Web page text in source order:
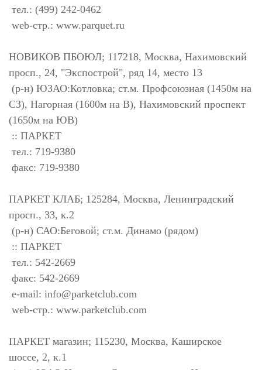
тел.: (499) 242-0462
web-стр.: www.parquet.ru
НОВИКОВ ПБОЮЛ; 117218, Москва, Нахимовский
просп., 24, "Экспострой", ряд 14, место 13
(р-н) ЮЗАО:Котловка; ст.м. Профсоюзная (1450м на
СЗ), Нагорная (1600м на В), Нахимовский проспект
(1650м на ЮВ)
:: ПАРКЕТ
тел.: 719-9380
факс: 719-9380
ПАРКЕТ КЛАБ; 125284, Москва, Ленинградский
просп., 33, к.2
(р-н) САО:Беговой; ст.м. Динамо (рядом)
:: ПАРКЕТ
тел.: 542-2669
факс: 542-2669
e-mail: info@parketclub.com
web-стр.: www.parketclub.com
ПАРКЕТ магазин; 115230, Москва, Каширское
шоссе, 2, к.1